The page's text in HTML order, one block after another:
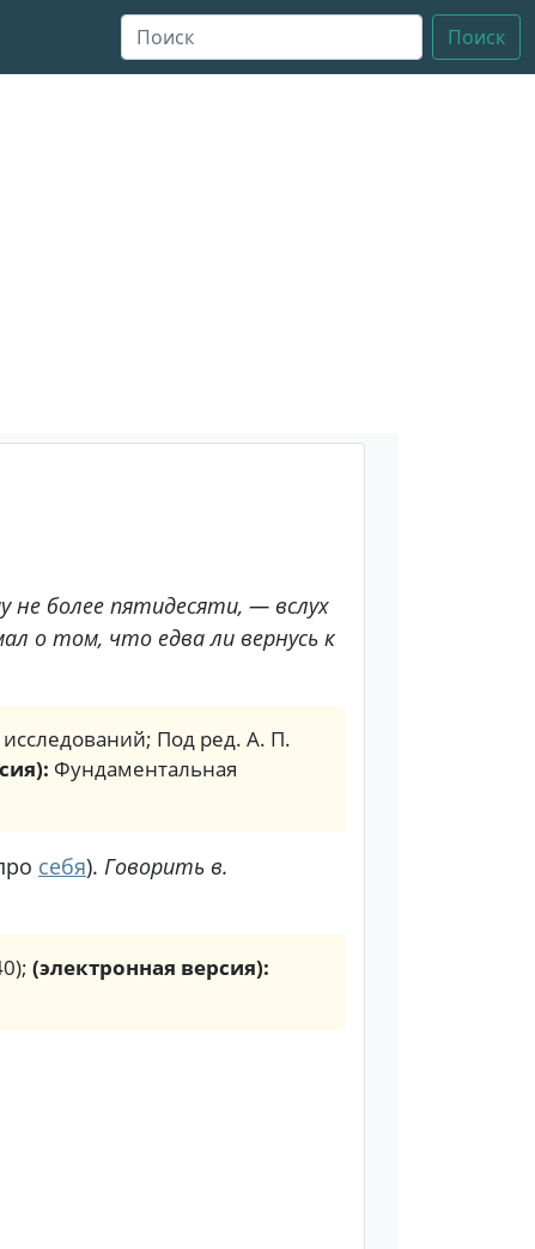
Поиск
не более пятидесяти, — вслух
о том, что едва ли вернусь к
исследований; Под ред. А. П.
Фундаментальная
себя). Говорить в.
(электронная версия):